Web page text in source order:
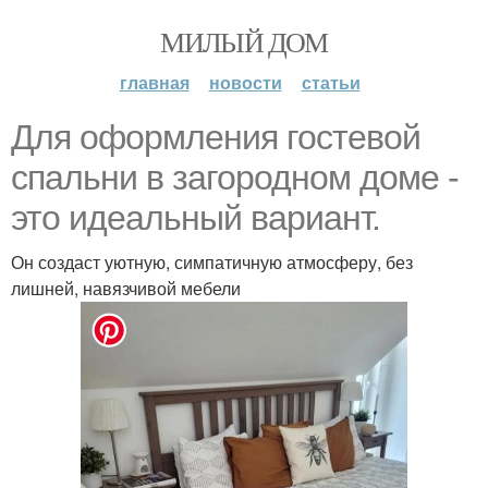
МИЛЫЙ ДОМ
главная новости статьи
Для оформления гостевой
спальни в загородном доме -
это идеальный вариант.
Он создаст уютную, симпатичную атмосферу, без
лишней, навязчивой мебели